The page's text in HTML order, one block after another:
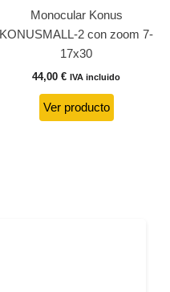
Monocular Konus
KONUSMALL-2 con zoom 7-
17x30
44,00 € IVA incluido
Ver producto